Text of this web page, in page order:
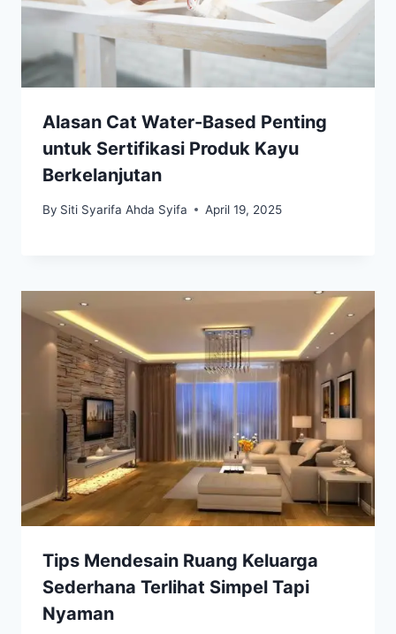
Alasan Cat Water-Based Penting
untuk Sertifikasi Produk Kayu
Berkelanjutan
By Siti Syarifa Ahda Syifa April 19, 2025
Tips Mendesain Ruang Keluarga
Sederhana Terlihat Simpel Tapi
Nyaman